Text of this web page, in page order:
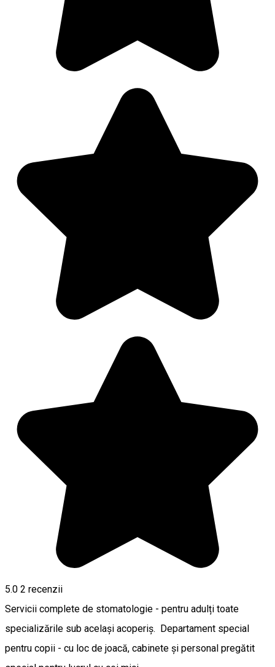
5.0 2 recenzii
Servicii complete de stomatologie - pentru adulți toate
specializările sub același acoperiș. Departament special
pentru copii - cu loc de joacă, cabinete și personal pregătit